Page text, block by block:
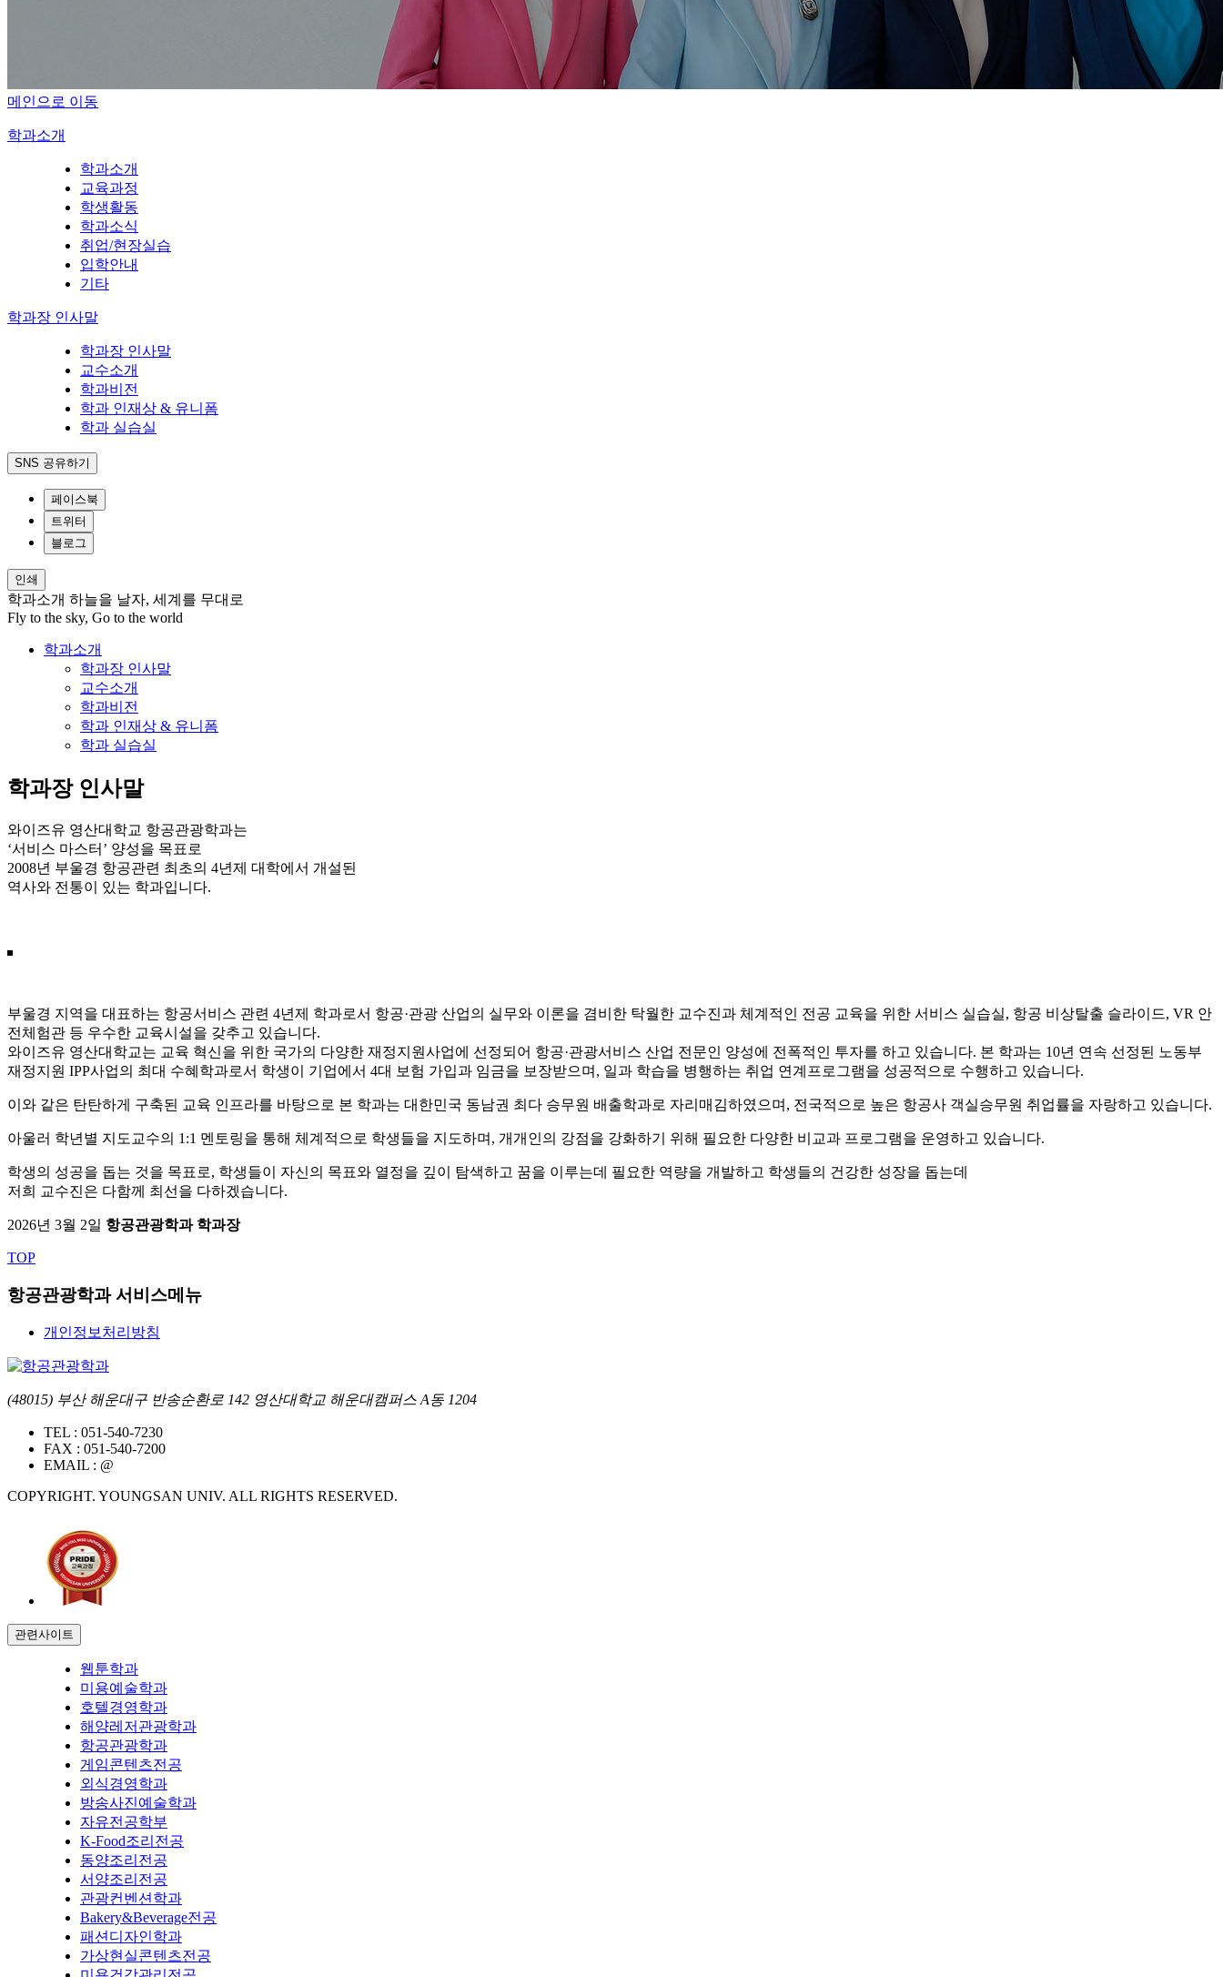
메인으로 이동
학과소개
학과소개
교육과정
학생활동
학과소식
취업/현장실습
입학안내
기타
학과장 인사말
학과장 인사말
교수소개
학과비전
학과 인재상 & 유니폼
학과 실습실
SNS 공유하기
페이스북
트위터
블로그
인쇄
학과소개 하늘을 날자, 세계를 무대로
Fly to the sky, Go to the world
학과소개
학과장 인사말
교수소개
학과비전
학과 인재상 & 유니폼
학과 실습실
학과장 인사말
와이즈유 영산대학교 항공관광학과는
‘서비스 마스터’ 양성을 목표로
2008년 부울경 항공관련 최초의 4년제 대학에서 개설된
역사와 전통이 있는 학과입니다.
부울경 지역을 대표하는 항공서비스 관련 4년제 학과로서 항공·관광 산업의 실무와 이론을 겸비한 탁월한 교수진과 체계적인 전공 교육을 위한 서비스 실습실, 항공 비상탈출 슬라이드, VR 안
전체험관 등 우수한 교육시설을 갖추고 있습니다.
와이즈유 영산대학교는 교육 혁신을 위한 국가의 다양한 재정지원사업에 선정되어 항공·관광서비스 산업 전문인 양성에 전폭적인 투자를 하고 있습니다. 본 학과는 10년 연속 선정된 노동부
재정지원 IPP사업의 최대 수혜학과로서 학생이 기업에서 4대 보험 가입과 임금을 보장받으며, 일과 학습을 병행하는 취업 연계프로그램을 성공적으로 수행하고 있습니다.
이와 같은 탄탄하게 구축된 교육 인프라를 바탕으로 본 학과는 대한민국 동남권 최다 승무원 배출학과로 자리매김하였으며, 전국적으로 높은 항공사 객실승무원 취업률을 자랑하고 있습니다.
아울러 학년별 지도교수의 1:1 멘토링을 통해 체계적으로 학생들을 지도하며, 개개인의 강점을 강화하기 위해 필요한 다양한 비교과 프로그램을 운영하고 있습니다.
학생의 성공을 돕는 것을 목표로, 학생들이 자신의 목표와 열정을 깊이 탐색하고 꿈을 이루는데 필요한 역량을 개발하고 학생들의 건강한 성장을 돕는데
저희 교수진은 다함께 최선을 다하겠습니다.
2026년 3월 2일 항공관광학과 학과장
TOP
항공관광학과 서비스메뉴
개인정보처리방침
(48015) 부산 해운대구 반송순환로 142 영산대학교 해운대캠퍼스 A동 1204
TEL : 051-540-7230
FAX : 051-540-7200
EMAIL : @
COPYRIGHT. YOUNGSAN UNIV. ALL RIGHTS RESERVED.
관련사이트
웹툰학과
미용예술학과
호텔경영학과
해양레저관광학과
항공관광학과
게임콘텐츠전공
외식경영학과
방송사진예술학과
자유전공학부
K-Food조리전공
동양조리전공
서양조리전공
관광컨벤션학과
Bakery&Beverage전공
패션디자인학과
가상현실콘텐츠전공